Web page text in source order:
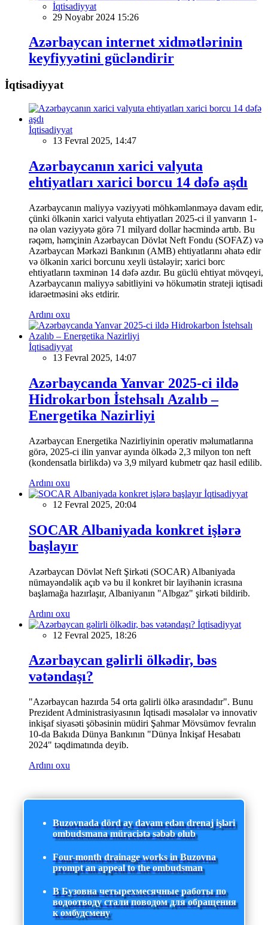
İqtisadiyyat
29 Noyabr 2024 15:26
Azərbaycan internet xidmətlərinin
keyfiyyətini gücləndirir
İqtisadiyyat
İqtisadiyyat
13 Fevral 2025, 14:47
Azərbaycanın xarici valyuta
ehtiyatları xarici borcu 14 dəfə aşdı
Azərbaycanın maliyyə vəziyyəti möhkəmlənməyə davam edir,
çünki ölkənin xarici valyuta ehtiyatları 2025-ci il yanvarın 1-
nə olan vəziyyətə görə 71 milyard dollar həcmində artıb. Bu
rəqəm, həmçinin Azərbaycan Dövlət Neft Fondu (SOFAZ) və
Azərbaycan Mərkəzi Bankının (AMB) ehtiyatlarını əhatə edir
və ölkənin xarici borcunu xeyli üstələyir; xarici borc
ehtiyatların təxminən 14 dəfə azdır. Bu güclü ehtiyat mövqeyi,
Azərbaycanın maliyyə sabitliyini və hökumətin strateji iqtisadi
idarəetməsini əks etdirir.
Ardını oxu
İqtisadiyyat
13 Fevral 2025, 14:07
Azərbaycanda Yanvar 2025-ci ildə
Hidrokarbon İstehsalı Azalıb –
Energetika Nazirliyi
Azərbaycan Energetika Nazirliyinin operativ məlumatlarına
görə, 2025-ci ilin yanvar ayında ölkədə 2,3 milyon ton neft
(kondensatla birlikdə) və 3,9 milyard kubmetr qaz hasil edilib.
Ardını oxu
İqtisadiyyat
12 Fevral 2025, 20:04
SOCAR Albaniyada konkret işlərə
başlayır
Azərbaycan Dövlət Neft Şirkəti (SOCAR) Albaniyada
nümayəndəlik açıb və bu il konkret bir layihənin icrasına
başlamağa hazırlaşır, Albaniyanın "Albgaz" şirkəti bildirib.
Ardını oxu
İqtisadiyyat
12 Fevral 2025, 18:26
Azərbaycan gəlirli ölkədir, bəs
vətəndaşı?
"Azərbaycan hazırda 54 orta gəlirli ölkə arasındadır". Bunu
Prezident Administrasiyasının İqtisadi məsələlər və innovativ
inkişaf siyasəti şöbəsinin müdiri Şahmar Mövsümov fevralın
10-da Bakıda Dünya Bankının "Dünya İnkişaf Hesabatı
2024" təqdimatında deyib.
Ardını oxu
Buzovnada dörd ay davam edən drenaj işləri
ombudsmana müraciətə səbəb olub
Four-month drainage works in Buzovna
prompt an appeal to the ombudsman
В Бузовна четырехмесячные работы по
водоотводу стали поводом для обращения
к омбудсмену